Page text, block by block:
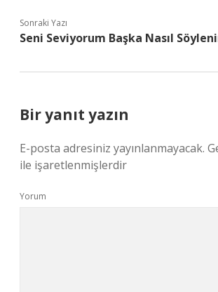
Sonraki Yazı
Seni Seviyorum Başka Nasıl
Bir yanıt yazın
E-posta adresiniz yayınlanmayacak.
ile işaretlenmişlerdir
Yorum